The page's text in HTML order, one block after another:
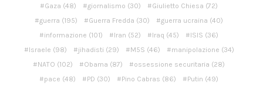
Gaza (48) giornalismo (30) Giulietto Chiesa (72)
guerra (195) Guerra Fredda (30) guerra ucraina (40)
informazione (101) Iran (52) Iraq (45) ISIS (36)
Israele (98) jihadisti (29) M5S (46) manipolazione (34)
NATO (102) Obama (87) ossessione securitaria (28)
pace (48) PD (30) Pino Cabras (86) Putin (49)